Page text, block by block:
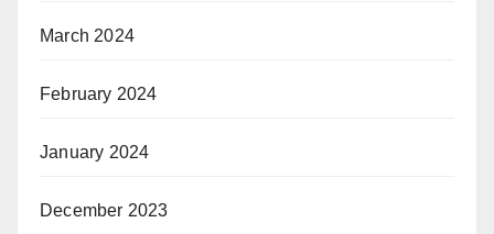
March 2024
February 2024
January 2024
December 2023